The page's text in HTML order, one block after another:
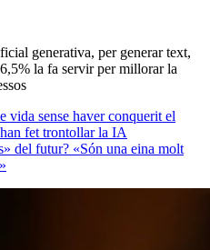
generativa, per generar text,
la fa servir per millorar la
vida sense haver conquerit el
fet trontollar la IA
del futur? «Són una eina molt